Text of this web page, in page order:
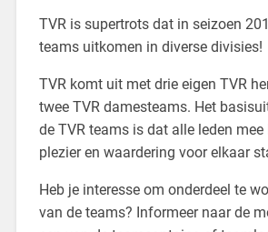
TVR is supertrots dat in seizoen
teams uitkomen in diverse divisies!
TVR komt uit met drie eigen TVR
twee TVR damesteams. Het
de TVR teams is dat alle leden mee
plezier en waardering voor elkaar
Heb je interesse om onderdeel te
van de teams? Informeer naar de